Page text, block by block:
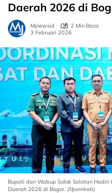
Daerah 2026 di
Mjnewsid
2 Min Baca
3 Februari 2026
Bupati dan Wabup Solok Selatan Hadiri
Daerah 2026 di Bogor. (f/pemkab)